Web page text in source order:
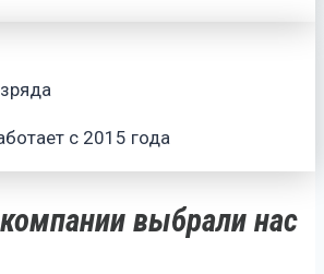
с 2015 года
выбрали нас